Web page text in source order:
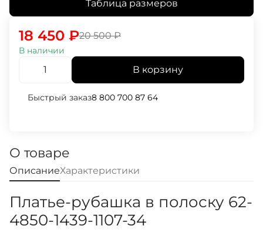
Таблица размеров
20 500₽
18 450 ₽
В наличии
В корзину
Быстрый заказ8 800 700 87 64
О товаре
ОписаниеХарактеристики
Платье-рубашка в полоску 62-
4850-1439-1107-34